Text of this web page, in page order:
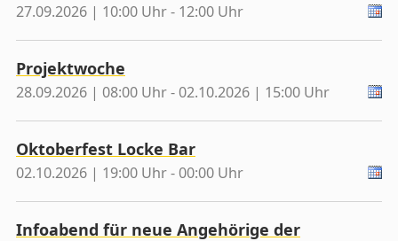
27.09.2026 | 10:00 Uhr - 12:00 Uhr
Projektwoche
28.09.2026 | 08:00 Uhr - 02.10.2026 | 15:00 Uhr
Oktoberfest Locke Bar
02.10.2026 | 19:00 Uhr - 00:00 Uhr
Infoabend für neue Angehörige der